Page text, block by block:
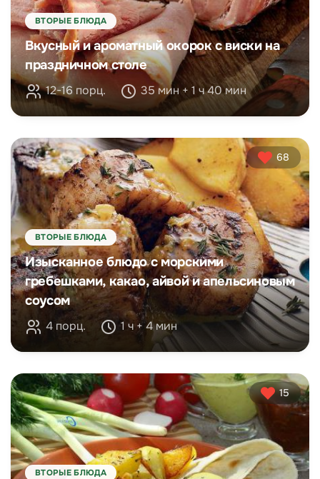
ВТОРЫЕ БЛЮДА
Вкусный и ароматный окорок с виски на
праздничном столе
12-16 порц. 35 мин + 1 ч 40 мин
68
ВТОРЫЕ БЛЮДА
Изысканное блюдо с морскими
гребешками, какао, айвой и апельсиновым
соусом
4 порц. 1 ч + 4 мин
15
ВТОРЫЕ БЛЮДА